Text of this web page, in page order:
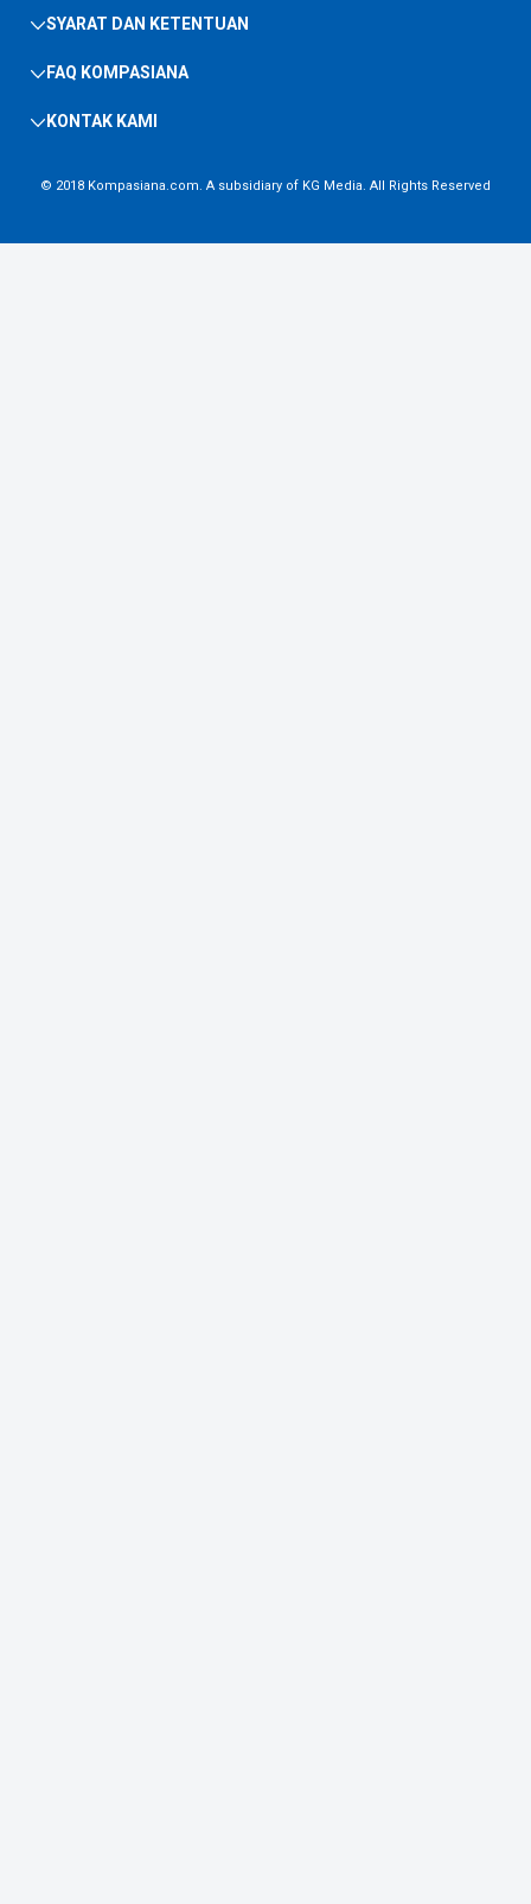
SYARAT DAN KETENTUAN
FAQ KOMPASIANA
KONTAK KAMI
© 2018 Kompasiana.com. A subsidiary of KG Media. All Rights Reserved